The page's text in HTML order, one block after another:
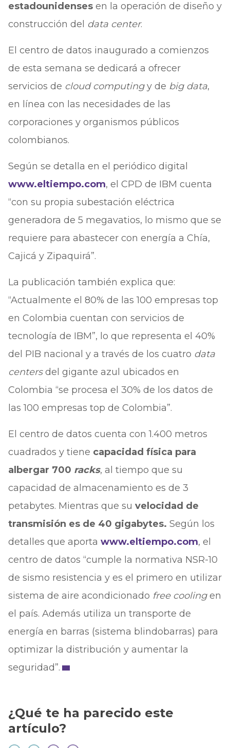
estadounidenses en la operación de diseño y
construcción del data center.
El centro de datos inaugurado a comienzos
de esta semana se dedicará a ofrecer
servicios de cloud computingy de big data,
en línea con las necesidades de las
corporaciones y organismos públicos
colombianos.
Según se detalla en el periódico digital
www.eltiempo.com, el CPD de IBM cuenta
“con su propia subestación eléctrica
generadora de 5 megavatios, lo mismo que se
requiere para abastecer con energía a Chía,
Cajicá y Zipaquirá”.
La publicación también explica que:
“Actualmente el 80% de las 100 empresas top
en Colombia cuentan con servicios de
tecnología de IBM”, lo que representa el 40%
del PIB nacional y a través de los cuatro data
centersdel gigante azul ubicados en
Colombia “se procesa el 30% de los datos de
las 100 empresas top de Colombia”.
El centro de datos cuenta con 1.400 metros
cuadrados y tiene capacidad física para
albergar 700 racks, al tiempo que su
capacidad de almacenamiento es de 3
petabytes. Mientras que su velocidad de
transmisión es de 40 gigabytes. Según los
detalles que aporta www.eltiempo.com, el
centro de datos “cumple la normativa NSR-10
de sismo resistencia y es el primero en utilizar
sistema de aire acondicionado free coolingen
el país. Además utiliza un transporte de
energía en barras (sistema blindobarras) para
optimizar la distribución y aumentar la
seguridad”.
¿Qué te ha parecido este
artículo?